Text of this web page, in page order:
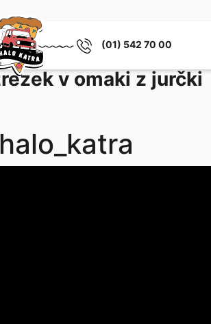
(01) 542 70 00
v omaki z jurčki